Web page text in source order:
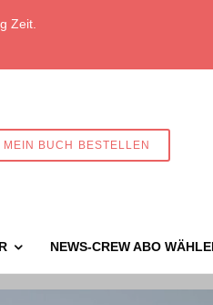
Zeit.
MEIN BUCH BESTELLEN
NEWS-CREW ABO